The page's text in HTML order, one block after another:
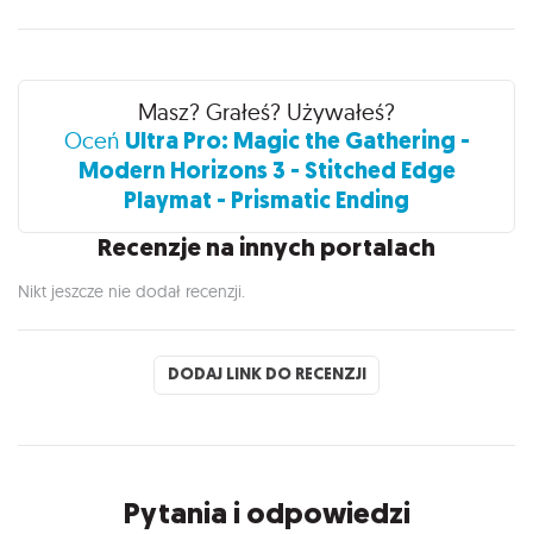
Recenzje
Masz? Grałeś? Używałeś?
Oceń Ultra Pro: Magic the Gathering -
Modern Horizons 3 - Stitched Edge
Playmat - Prismatic Ending
Recenzje na innych portalach
Nikt jeszcze nie dodał recenzji.
DODAJ LINK DO RECENZJI
Pytania i odpowiedzi